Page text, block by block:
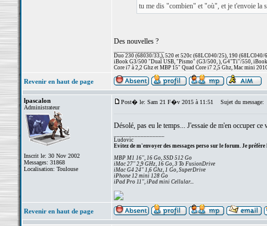
tu me dis "combien" et "où", et je t'envoie la
Des nouvelles ?
Duo 230 (68030/33,), 520 et 520c (68LC040/25), 190 (68LC040/
iBook G3/500 "Dual USB, "Pismo" (G3/500, ), G4"Ti"/550,
Core i7 à 2,2 Ghz et MBP 15" Quad Core i7 2,5 Ghz, Mac mini
Revenir en haut de page
lpascalon
Administrateur
Inscrit le: 30 Nov 2002
Messages: 31868
Localisation: Toulouse
Post� le: Sam 21 F�v 2015 à 11:51 Sujet du message:
Désolé, pas eu le temps... J'essaie de m'en occuper ce
Ludovic
Evitez de m'envoyer des messages perso sur le forum. Je préfère
MBP M1 16", 16 Go, SSD 512 Go
iMac 27" 2,9 GHz, 16 Go, 3 To FusionDrive
iMac G4 24" 1,6 Ghz, 1 Go, SuperDrive
iPhone 12 mini 128 Go
iPad Pro 11", iPad mini Cellular...
Revenir en haut de page